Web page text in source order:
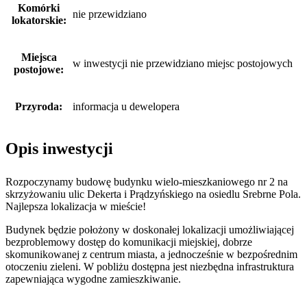
Komórki
lokatorskie:
nie przewidziano
Miejsca
postojowe:
w inwestycji nie przewidziano miejsc postojowych
Przyroda: informacja u dewelopera
Opis inwestycji
Rozpoczynamy budowę budynku wielo-mieszkaniowego nr 2 na
skrzyżowaniu ulic Dekerta i Prądzyńskiego na osiedlu Srebrne Pola.
Najlepsza lokalizacja w mieście!
Budynek będzie położony w doskonałej lokalizacji umożliwiającej
bezproblemowy dostęp do komunikacji miejskiej, dobrze
skomunikowanej z centrum miasta, a jednocześnie w bezpośrednim
otoczeniu zieleni. W pobliżu dostępna jest niezbędna infrastruktura
zapewniająca wygodne zamieszkiwanie.